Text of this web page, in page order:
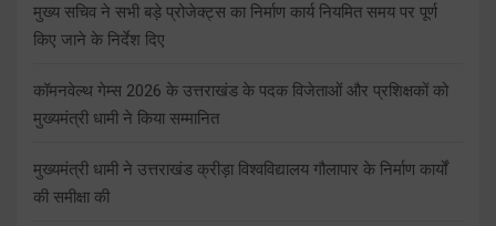
मुख्य सचिव ने सभी बड़े प्रोजेक्ट्स का निर्माण कार्य नियमित समय पर पूर्ण
किए जाने के निर्देश दिए
कॉमनवेल्थ गेम्स 2026 के उत्तराखंड के पदक विजेताओं और प्रशिक्षकों को
मुख्यमंत्री धामी ने किया सम्मानित
मुख्यमंत्री धामी ने उत्तराखंड क्रीड़ा विश्वविद्यालय गौलापार के निर्माण कार्यों
की समीक्षा की